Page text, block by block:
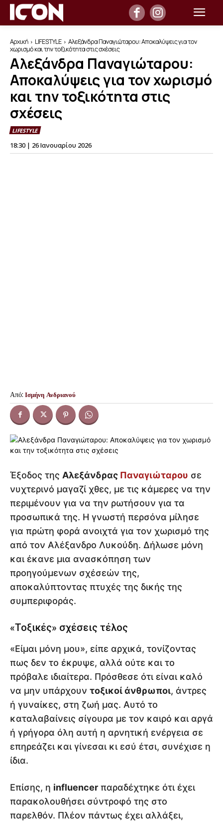
Αρχική LIFESTYLE
Αλεξάνδρα Παναγιώταρου: Αποκαλύψεις για τον
χωρισμό και την τοξικότητα στις σχέσεις
Αλεξάνδρα Παναγιώταρου:
Αποκαλύψεις για τον χωρισμό
και την τοξικότητα στις
σχέσεις
LIFESTYLE
18:30 | 26 Ιανουαρίου 2026
Από: Ισμήνη Ανδριανού
Έξοδος της Αλεξάνδρας Παναγιώταρου σε
νυχτερινό μαγαζί χθες, με τις κάμερες να την
περιμένουν για να την ρωτήσουν για τα
προσωπικά της. Η γνωστή περσόνα μίλησε
για πρώτη φορά ανοιχτά για τον χωρισμό της
από τον Αλέξανδρο Λυκούδη. Δήλωσε μόνη
και έκανε μια ανασκόπηση των
προηγούμενων σχέσεών της,
αποκαλύπτοντας πτυχές της δικής της
συμπεριφοράς.
«Τοξικές» σχέσεις τέλος
«Είμαι μόνη μου», είπε αρχικά, τονίζοντας
πως δεν το έκρυψε, αλλά ούτε και το
πρόβαλε ιδιαίτερα. Πρόσθεσε ότι είναι καλό
να μην υπάρχουν τοξικοί άνθρωποι, άντρες
ή γυναίκες, στη ζωή μας. Αυτό το
καταλαβαίνεις σίγουρα με τον καιρό και αργά
ή γρήγορα όλη αυτή η αρνητική ενέργεια σε
επηρεάζει και γίνεσαι κι εσύ έτσι, συνέχισε η
ίδια.
Επίσης, η influencer παραδέχτηκε ότι έχει
παρακολουθήσει σύντροφό της στο
παρελθόν. Πλέον πάντως έχει αλλάξει,